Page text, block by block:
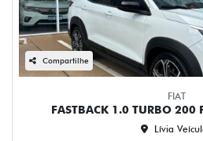
Compartilhe
FIAT
FASTBACK 1.0 TURBO 200
Lívia